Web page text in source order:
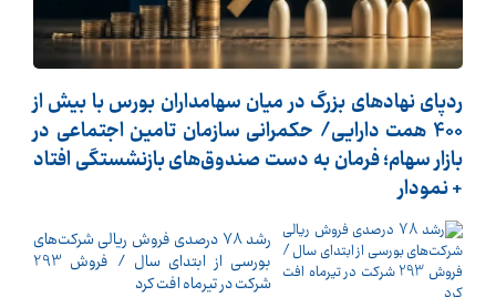
ردپای نهادهای بزرگ در میان سهامداران بورس با بیش از
400 همت دارایی/ حکمرانی سازمان تامین اجتماعی در
بازار سهام؛ فرمان به دست صندوق‌های بازنشستگی افتاد
+ نمودار
رشد 78 درصدی فروش ریالی شرکت‌های
بورسی از ابتدای سال / فروش 293
شرکت در تیرماه افت کرد